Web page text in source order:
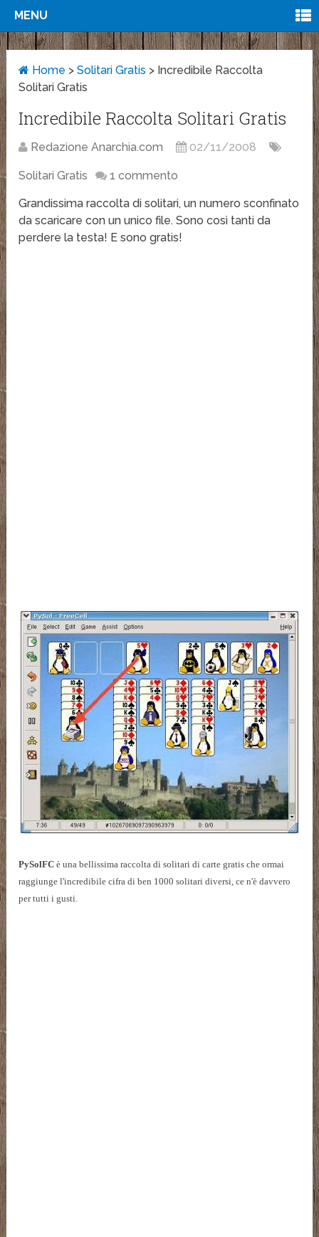
MENU
Home >Solitari Gratis > Incredibile Raccolta
Solitari Gratis
Incredibile Raccolta Solitari Gratis
Redazione Anarchia.com 02/11/2008
Solitari Gratis 1 commento
Grandissima raccolta di solitari, un numero sconfinato
da scaricare con un unico file. Sono così tanti da
perdere la testa! E sono gratis!
PySolFC è una bellissima raccolta di solitari di carte gratis che ormai
raggiunge l'incredibile cifra di ben 1000 solitari diversi, ce n'è davvero
per tutti i gusti.